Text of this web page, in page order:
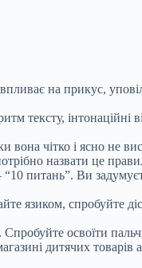
на прикус,
тексту, інтонаційні
чітко і ясно не
назвати це
“10 питань”. Ви
язиком, спробуйте
освоїти
дитячих товарів